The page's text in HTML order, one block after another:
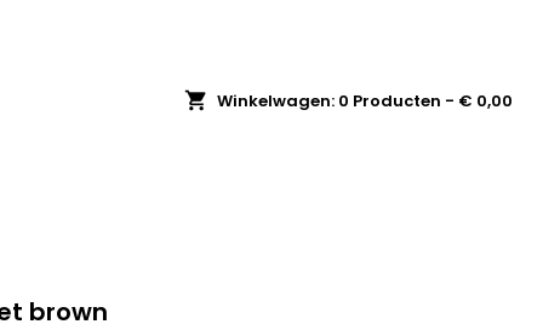
shopping_cart Winkelwagen: 0 Producten - € 0,00
brown